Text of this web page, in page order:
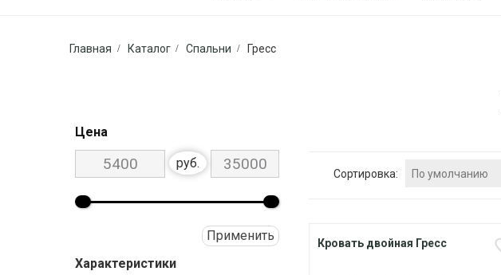
МЯГКАЯ МЕБЕЛЬ
СТОЛЫ ОБЕДЕННЫЕ
Главная Каталог Спальни Гресс
Цена
руб.
Применить
Характеристики
Сортировка: По умолчанию
Кровать двойная Гресс